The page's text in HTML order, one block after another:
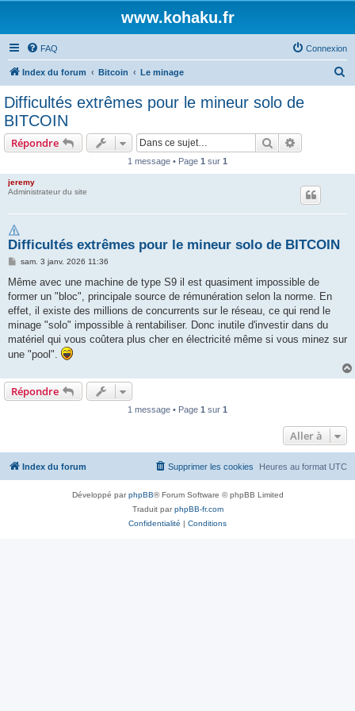
www.kohaku.fr
FAQ Connexion
Index du forum Bitcoin Le minage
Difficultés extrêmes pour le mineur solo de
BITCOIN
Répondre Rechercher
1 message • Page 1 sur 1
jeremy
Administrateur du site
Difficultés extrêmes pour le mineur solo de BITCOIN
M
s
a
g
sam. 3 janv. 2026 11:36
Même avec une machine de type S9 il est quasiment impossible de
former un "bloc", principale source de rémunération selon la norme. En
effet, il existe des millions de concurrents sur le réseau, ce qui rend le
minage "solo" impossible à rentabiliser. Donc inutile d'investir dans du
matériel qui vous coûtera plus cher en électricité même si vous minez sur
une "pool".
Répondre
1 message • Page 1 sur 1
Aller à
Index du forum Heures au format UTC
Supprimer les cookies
Développé parphpBB® Forum Software © phpBB Limited
Traduit parphpBB-fr.com
Confidentialité | Conditions